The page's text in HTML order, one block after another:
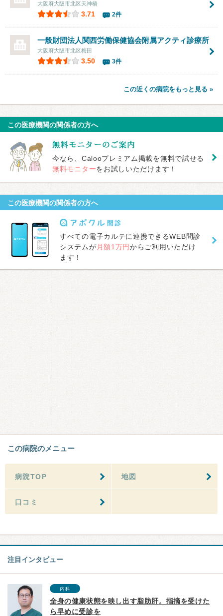
大阪府大阪市北区天神橋
3.71 2件
一般財団法人関西労働保健協会附属アクティ診療所
大阪府大阪市北区梅田
3.50 3件
この近くの病院をもっと見る »
この医療機関の関係者の方へ
今なら、Calooプレミアム掲載を無料で試せる
無料モニターをお試しいただけます！
この医療機関の関係者の方へ
すべての電子カルテに連携できるWEB問診
システムが 月額1万円からご利用いただけ
ます！
この病院のメニュー
病院TOP 地図
口コミ
注目インタビュー
内科
全身の健康状態を映し出す脂肪肝。指摘を受けた
ら早めに受診を